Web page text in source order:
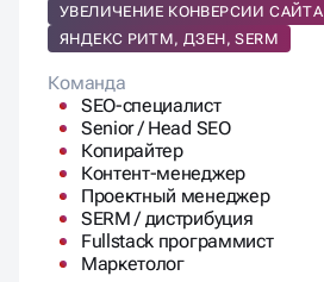
УВЕЛИЧЕНИЕ КОНВЕРСИИ САЙТА
ЯНДЕКС РИТМ, ДЗЕН, SERM
Команда
SEO-специалист
Senior / Head SEO
Копирайтер
Контент-менеджер
Проектный менеджер
SERM / дистрибуция
Fullstack программист
Маркетолог